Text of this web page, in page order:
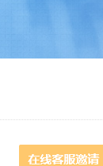
实验